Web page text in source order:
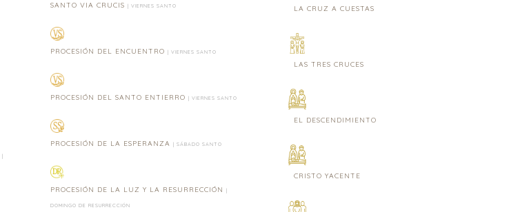
|
SANTO VIA CRUCIS | VIERNES SANTO
PROCESIÓN DEL ENCUENTRO | VIERNES SANTO
PROCESIÓN DEL SANTO ENTIERRO | VIERNES SANTO
PROCESIÓN DE LA ESPERANZA | SÁBADO SANTO
PROCESIÓN DE LA LUZ Y LA RESURRECCIÓN |
DOMINGO DE RESURRECCIÓN
LA CRUZ A CUESTAS
LAS TRES CRUCES
EL DESCENDIMIENTO
CRISTO YACENTE